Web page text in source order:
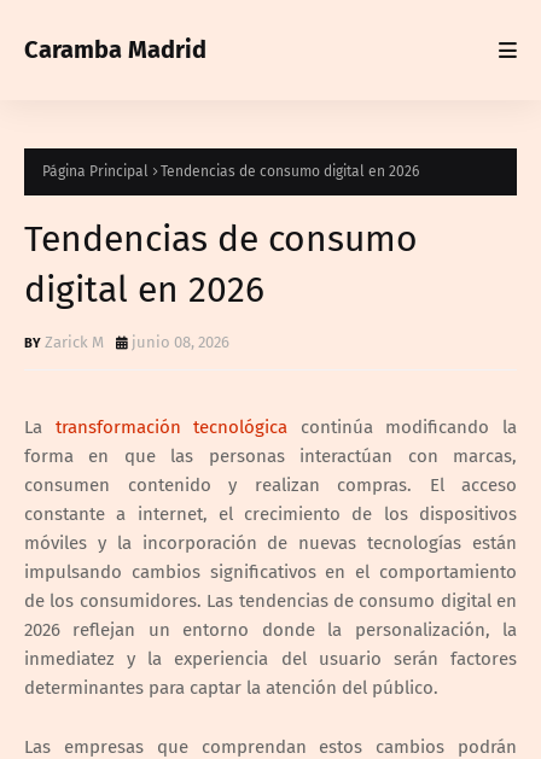
Caramba Madrid
Página Principal Tendencias de consumo digital en 2026
Tendencias de consumo
digital en 2026
Zarick M junio 08, 2026
La transformación tecnológica continúa modificando la
forma en que las personas interactúan con marcas,
consumen contenido y realizan compras. El acceso
constante a internet, el crecimiento de los dispositivos
móviles y la incorporación de nuevas tecnologías están
impulsando cambios significativos en el comportamiento
de los consumidores. Las tendencias de consumo digital en
2026 reflejan un entorno donde la personalización, la
inmediatez y la experiencia del usuario serán factores
determinantes para captar la atención del público.
Las empresas que comprendan estos cambios podrán